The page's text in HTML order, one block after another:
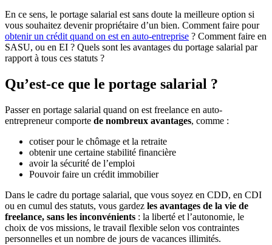
En ce sens, le portage salarial est sans doute la meilleure option si
vous souhaitez devenir propriétaire d’un bien. Comment faire pour
obtenir un crédit quand on est en auto-entreprise ? Comment faire en
SASU, ou en EI ? Quels sont les avantages du portage salarial par
rapport à tous ces statuts ?
Qu’est-ce que le portage salarial ?
Passer en portage salarial quand on est freelance en auto-
entrepreneur comporte de nombreux avantages, comme :
cotiser pour le chômage et la retraite
obtenir une certaine stabilité financière
avoir la sécurité de l’emploi
Pouvoir faire un crédit immobilier
Dans le cadre du portage salarial, que vous soyez en CDD, en CDI
ou en cumul des statuts, vous gardez les avantages de la vie de
freelance, sans les inconvénients : la liberté et l’autonomie, le
choix de vos missions, le travail flexible selon vos contraintes
personnelles et un nombre de jours de vacances illimités.